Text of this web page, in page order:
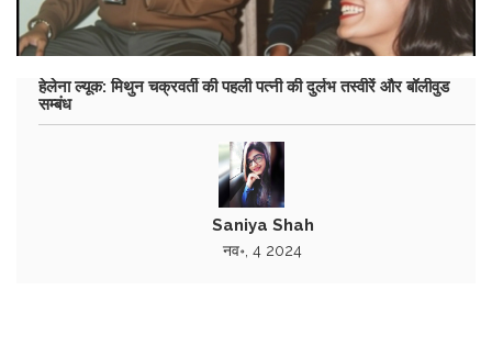
हेलेना ल्यूक: मिथुन चक्रवर्ती की पहली पत्नी की दुर्लभ तस्वीरें और बॉलीवुड
सम्बंध
Saniya Shah
नव॰, 4 2024